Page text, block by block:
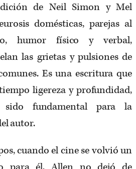
de Neil Simon y Mel
domésticas, parejas al
humor físico y verbal,
las grietas y pulsiones de
Es una escritura que
ligereza y profundidad,
fundamental para la
autor.
cuando el cine se volvió un